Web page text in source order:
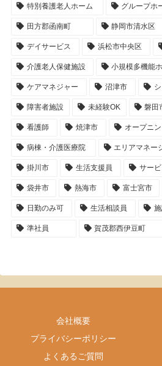
特別養護老人ホーム グループホ
田方郡函南町 静岡市清水区
デイサービス 浜松市中央区
介護老人保健施設 小規模多機能
ケアマネジャー 沼津市
障害者施設 未経験OK 磐田
看護師 焼津市 オープニ
病棟・介護医療院 エリアマネー
掛川市 生活支援員 サー
袋井市 熱海市 富士宮市
日勤のみ可 生活相談員
準社員 賀茂郡西伊豆町
会社概要
プライバシーポリシー
よくあるご質問